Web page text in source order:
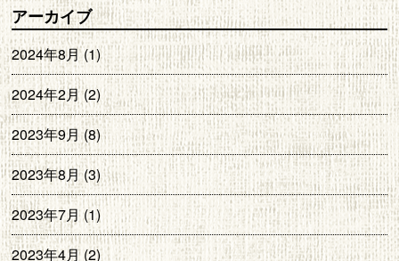
アーカイブ
2024年8月(1)
2024年2月(2)
2023年9月(8)
2023年8月(3)
2023年7月(1)
2023年4月 (2)